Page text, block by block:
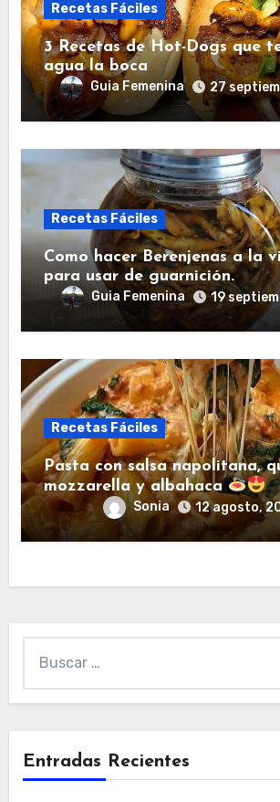
Recetas Fáciles
3 Recetas de Hot-Dogs que
agua la boca
Guia Femenina 27
Recetas Fáciles
Como hacer Berenjenas a la
para usar de guarnición.
Guia Femenina 19
Recetas Fáciles
Pasta con salsa napolitana,
mozzarella y albahaca
Sonia 12 agosto,
Entradas Recientes